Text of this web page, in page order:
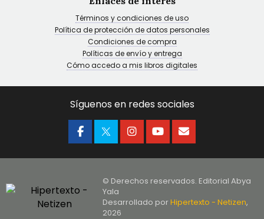
Términos y condiciones de uso
Política de protección de datos personales
Condiciones de compra
Políticas de envío y entrega
Cómo accedo a mis libros digitales
Síguenos en redes sociales
© Derechos reservados. Editorial Abya
Yala
Desarrollado porHipertexto - Netizen,
2026